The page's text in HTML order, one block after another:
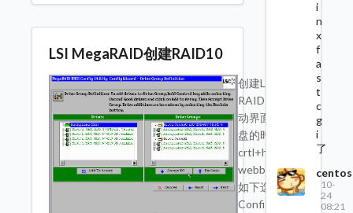
LSI MegaRAID创建RAID10
创建LSI
RAID10在启
动界面显示硬
盘的时候按
crtl+h进入
webbios界面
如下选择[
Configuration
i
n
x
f
a
s
t
c
g
i
了
centos
10-
24
08:21